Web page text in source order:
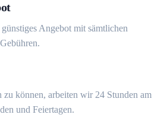
Angebot mit sämtlichen
können, arbeiten wir 24 Stunden am
und Feiertagen.